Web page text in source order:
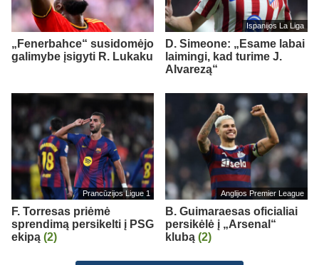
„Fenerbahce“ susidomėjo
galimybe įsigyti R. Lukaku
Ispanijos La Liga
D. Simeone: „Esame labai
laimingi, kad turime J.
Alvarezą“
Prancūzijos Ligue 1
F. Torresas priėmė
sprendimą persikelti į PSG
ekipą (2)
Anglijos Premier League
B. Guimaraesas oficialiai
persikėlė į „Arsenal“
klubą (2)